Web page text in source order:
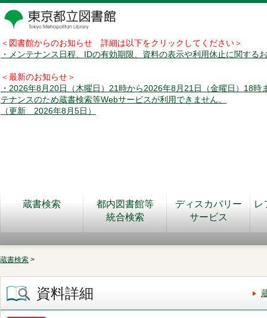
＜図書館からのお知らせ 詳細は以下をクリックしてください＞
・メンテナンス日程、IDの有効期限、資料の表示や利用休止に関する
＜最新のお知らせ＞
・2026年8月20日（木曜日）21時から2026年8月21日（金曜日）18時
テナンスのため蔵書検索等Webサービスが利用できません。
（更新 2026年8月5日）
蔵書検索
都内図書館等
統合検索
ディスカバリー
サービス
レ
蔵書検索 >
資料詳細